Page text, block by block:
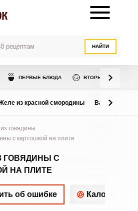
НАЙТИ
🍵 ПЕРВЫЕ БЛЮДА 🍲 ВТОРЫЕ БЛЮДА
из красной смородины Варенье из
говядины
с картошкой на плите
ГОВЯДИНЫ С
НА ПЛИТЕ
об ошибке